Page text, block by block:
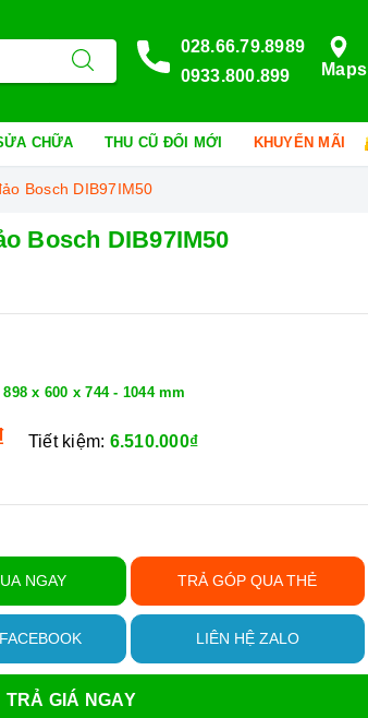
Maps
028.66.79.8989
0933.800.899
CHỮA THU CŨ ĐỔI MỚI KHUYẾN MÃI
Bosch DIB97IM50
Bosch DIB97IM50
898 x 600 x 744 - 1044 mm
Tiết kiệm: 6.510.000₫
NGAY TRẢ GÓP QUA THẺ
LIÊN HỆ ZALO
TRẢ GIÁ NGAY